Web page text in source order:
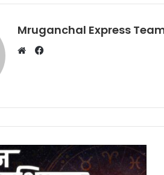
Mruganchal Express
Facebook